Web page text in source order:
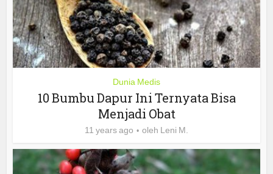
Dunia Medis
10 Bumbu Dapur Ini Ternyata Bisa
Menjadi Obat
11 years ago oleh Leni M.